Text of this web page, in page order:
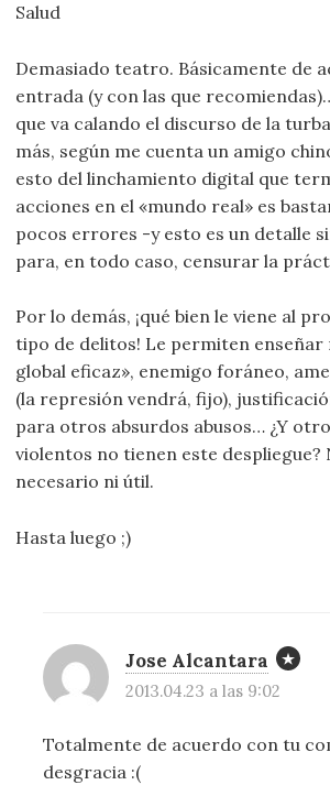
Salud
Demasiado teatro. Básicamente de
entrada (y con las que
que va calando el discurso de la
más, según me cuenta un amigo
esto del linchamiento digital que
acciones en el «mundo real» es
pocos errores -y esto es un detalle
para, en todo caso, censurar la
Por lo demás, ¡qué bien le viene al
tipo de delitos! Le permiten enseñar
global eficaz», enemigo foráneo,
(la represión vendrá, fijo),
para otros absurdos abusos… ¿Y
violentos no tienen este despliegue?
necesario ni útil.
Hasta luego ;)
Jose Alcantara
2013.04.23 a las 9:02
Totalmente de acuerdo con tu
desgracia :(